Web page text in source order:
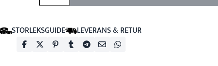
STORLEKSGUIDE LEVERANS & RETUR